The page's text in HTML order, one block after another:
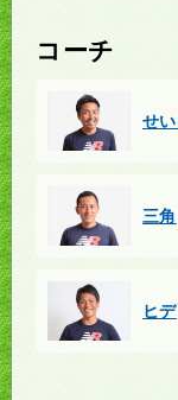
コーチ
せ
三角
ヒデ